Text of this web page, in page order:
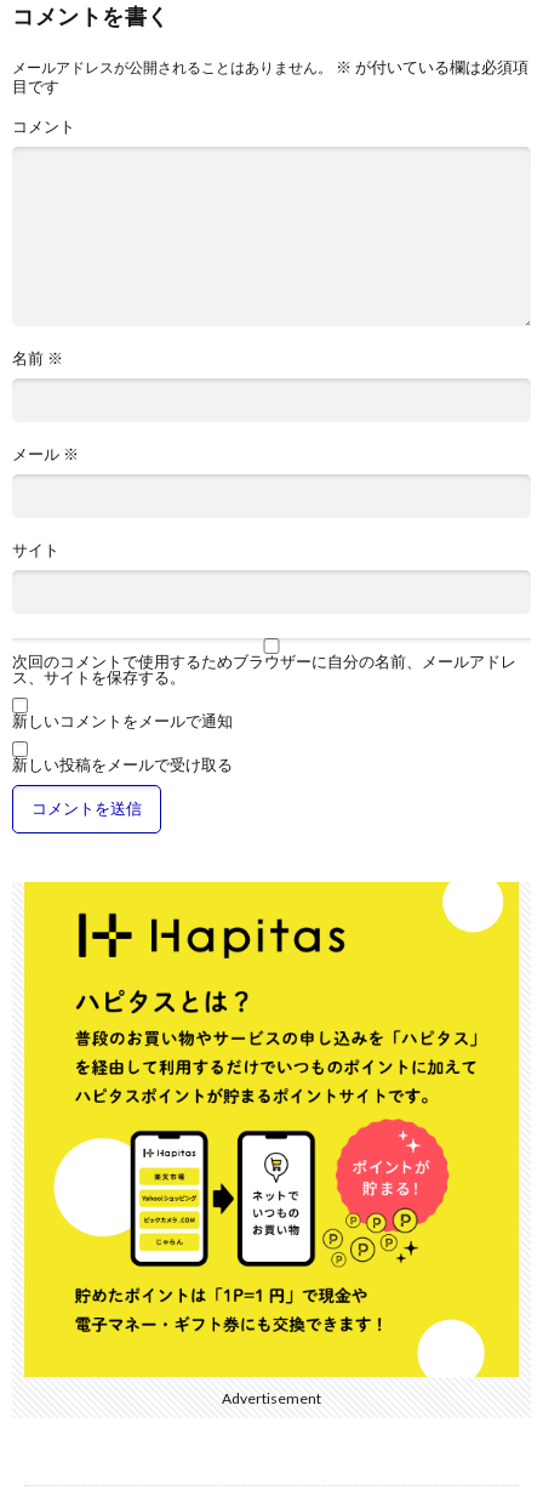
コメントを書く
メールアドレスが公開されることはありません。 ※ が付いている欄は必須項
目です
コメント
名前 ※
メール ※
サイト
次回のコメントで使用するためブラウザーに自分の名前、メールアドレ
ス、サイトを保存する。
新しいコメントをメールで通知
新しい投稿をメールで受け取る
Advertisement